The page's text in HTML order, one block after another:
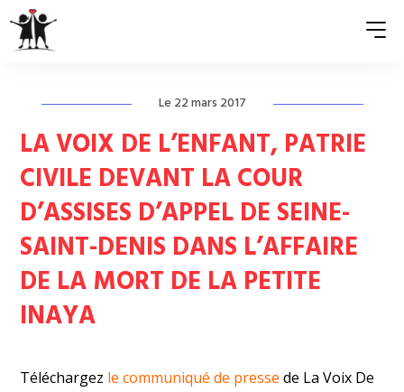
QUI SOMMES-NOUS ?
ASSOCIATIONS MEMBRES
NOS ACTIONS
S’ENGAGER
ACTUALITÉS
Le 22 mars 2017
LA VOIX DE L’ENFANT, PATRIE
CIVILE DEVANT LA COUR
D’ASSISES D’APPEL DE SEINE-
SAINT-DENIS DANS L’AFFAIRE
DE LA MORT DE LA PETITE
INAYA
Téléchargez le communiqué de pressede La Voix De